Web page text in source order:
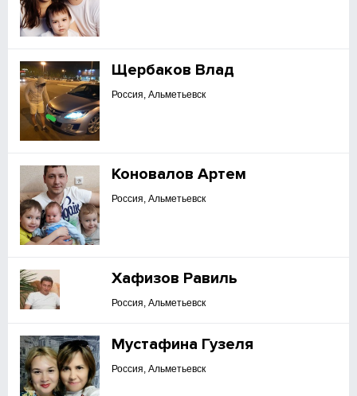
Щербаков Влад
Россия, Альметьевск
Коновалов Артем
Россия, Альметьевск
Хафизов Равиль
Россия, Альметьевск
Мустафина Гузеля
Россия, Альметьевск